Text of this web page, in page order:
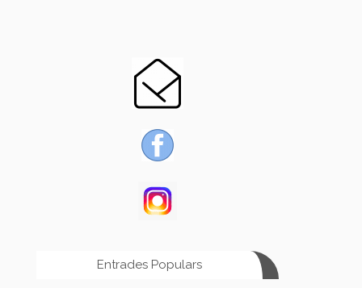
Entrades Populars